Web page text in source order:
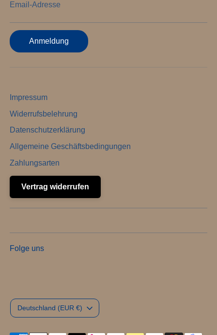
Email-Adresse
Anmeldung
Impressum
Widerrufsbelehrung
Datenschutzerklärung
Allgemeine Geschäftsbedingungen
Zahlungsarten
Vertrag widerrufen
Folge uns
Währung
Deutschland (EUR €)